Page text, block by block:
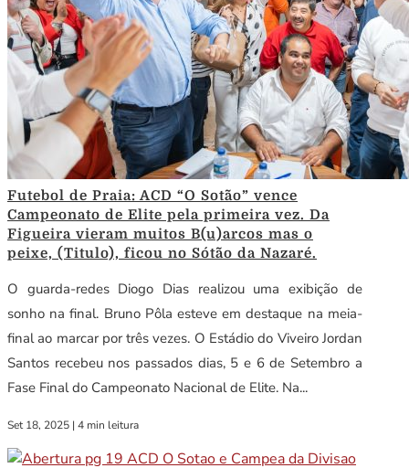
Futebol de Praia: ACD “O Sotão” vence
Campeonato de Elite pela primeira vez. Da
Figueira vieram muitos B(u)arcos mas o
peixe, (Titulo), ficou no Sótão da Nazaré.
O guarda-redes Diogo Dias realizou uma exibição de
sonho na final. Bruno Pôla esteve em destaque na meia-
final ao marcar por três vezes. O Estádio do Viveiro Jordan
Santos recebeu nos passados dias, 5 e 6 de Setembro a
Fase Final do Campeonato Nacional de Elite. Na...
Set 18, 2025 | 4 min leitura